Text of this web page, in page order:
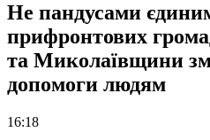
Не пандусами
прифронтових
та Миколаївщини
допомоги людям
16:18